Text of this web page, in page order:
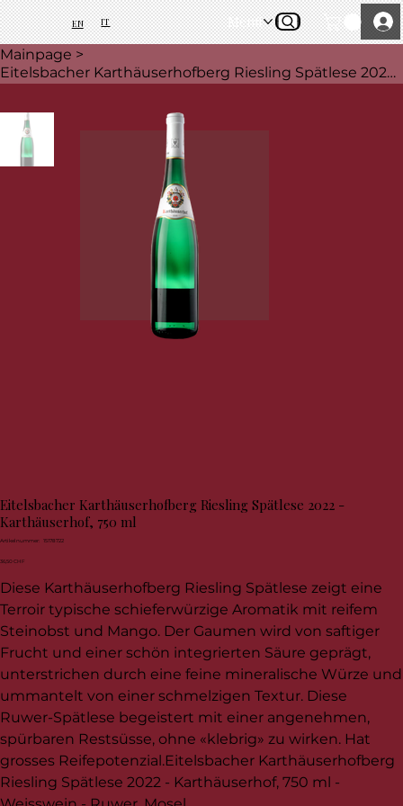
EN IT Menü
Mainpage >
Eitelsbacher Karthäuserhofberg Riesling Spätlese 2022 - Karthäuserhof, 750 ml
Eitelsbacher Karthäuserhofberg Riesling Spätlese 2022 -
Karthäuserhof, 750 ml
Artikelnummer:
Artikelnummer:
15178722
Preis
36,50 CHF
Diese Karthäuserhofberg Riesling Spätlese zeigt eine
Terroir typische schieferwürzige Aromatik mit reifem
Steinobst und Mango. Der Gaumen wird von saftiger
Frucht und einer schön integrierten Säure geprägt,
unterstrichen durch eine feine mineralische Würze und
ummantelt von einer schmelzigen Textur. Diese
Ruwer-Spätlese begeistert mit einer angenehmen,
spürbaren Restsüsse, ohne «klebrig» zu wirken. Hat
grosses Reifepotenzial.Eitelsbacher Karthäuserhofberg
Riesling Spätlese 2022 - Karthäuserhof, 750 ml -